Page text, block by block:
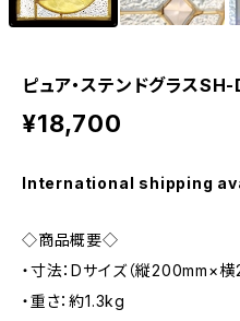
ピュア・ステンドグラス
¥18,700
International shipping
◇商品概要◇
・寸法：Dサイズ（縦200mm×
・重さ：約1.3kg